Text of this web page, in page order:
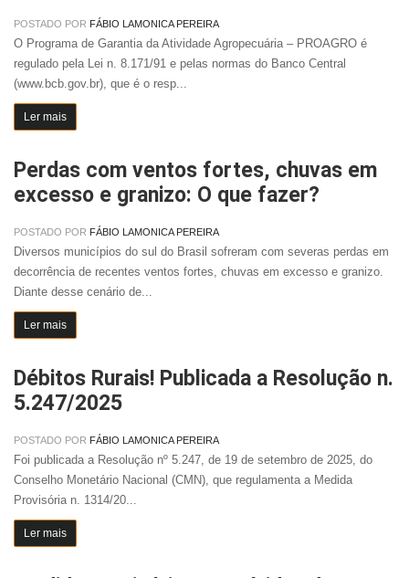
POSTADO POR FÁBIO LAMONICA PEREIRA
O Programa de Garantia da Atividade Agropecuária – PROAGRO é
regulado pela Lei n. 8.171/91 e pelas normas do Banco Central
(www.bcb.gov.br), que é o resp...
Ler mais
Perdas com ventos fortes, chuvas em
excesso e granizo: O que fazer?
POSTADO POR FÁBIO LAMONICA PEREIRA
Diversos municípios do sul do Brasil sofreram com severas perdas em
decorrência de recentes ventos fortes, chuvas em excesso e granizo.
Diante desse cenário de...
Ler mais
Débitos Rurais! Publicada a Resolução n.
5.247/2025
POSTADO POR FÁBIO LAMONICA PEREIRA
Foi publicada a Resolução nº 5.247, de 19 de setembro de 2025, do
Conselho Monetário Nacional (CMN), que regulamenta a Medida
Provisória n. 1314/20...
Ler mais